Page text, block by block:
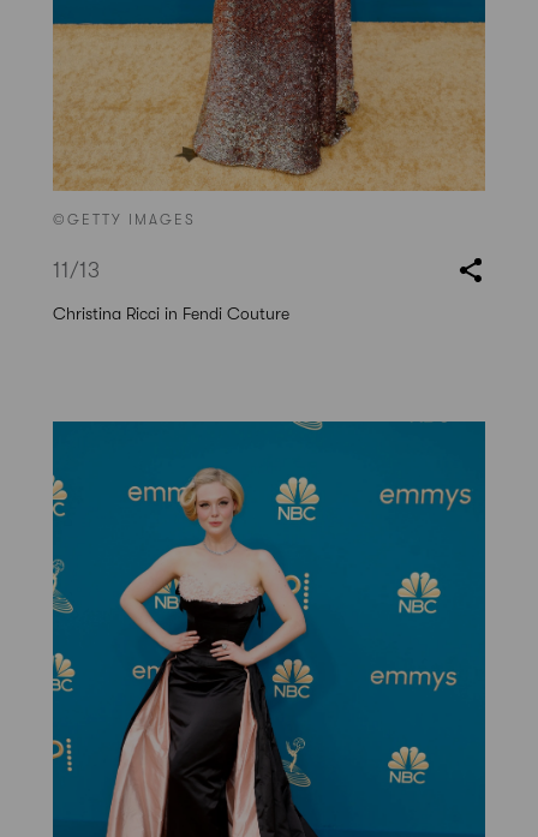
©GETTY IMAGES
11/13
Christina Ricci in Fendi Couture